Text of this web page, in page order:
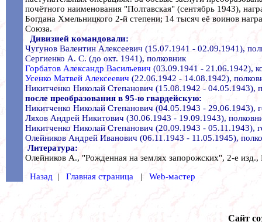
почётного наименования "Полтавская" (сентябрь 1943),
Богдана Хмельницкого 2-й степени; 14 тысяч её воинов
Союза.
Дивизией командовали:
Чугунов Валентин Алексеевич (15.07.1941 - 02.09.1941),
Сергиенко А. С. (до окт. 1941), полковник
Горбатов Александр Васильевич (03.09.1941 - 21.06.1942),
Усенко Матвей Алексеевич (22.06.1942 - 14.08.1942),
Никитченко Николай Степанович (15.08.1942 - 04.05.1943),
после преобразования в 95-ю гвардейскую:
Никитченко Николай Степанович (04.05.1943 - 29.06.1943),
Ляхов Андрей Никитович (30.06.1943 - 19.09.1943),
Никитченко Николай Степанович (20.09.1943 - 05.11.1943),
Олейников Андрей Иванович (06.11.1943 - 11.05.1945),
Литература:
Олейников А., "Рожденная на землях запорожских", 2-е изд.,
Назад | Главная страница | Web-мастер
Сайт